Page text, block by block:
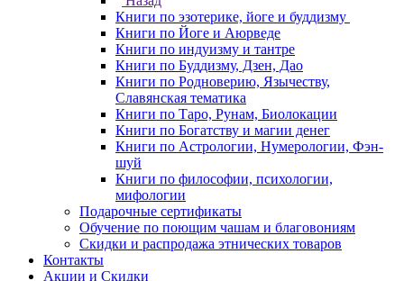
Книги по эзотерике, йоге и буддизму
Книги по Йоге и Аюрведе
Книги по индуизму и тантре
Книги по Буддизму, Дзен, Дао
Книги по Родноверию, Язычеству,
Славянская тематика
Книги по Таро, Рунам, Биолокации
Книги по Богатству и магии денег
Книги по Астрологии, Нумерологии, Фэн-
шуй
Книги по философии, психологии,
мифологии
Подарочные сертификаты
Обучение по поющим чашам и благовониям
Скидки и распродажа этнических товаров
Контакты
Акции и Скидки